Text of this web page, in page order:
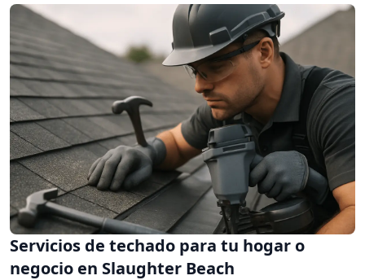
Servicios de techado para tu hogar o
negocio en Slaughter Beach